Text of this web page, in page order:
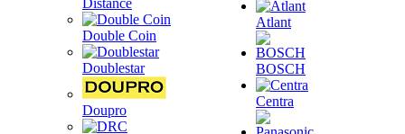
Distance
Double Coin
Doublestar
Doupro
Atlant
BOSCH
Centra